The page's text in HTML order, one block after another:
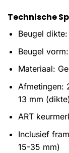
Technische
Beugel
Beugel
Materiaal:
Afmetingen:
13 mm
ART
Inclusief
15-35 mm)